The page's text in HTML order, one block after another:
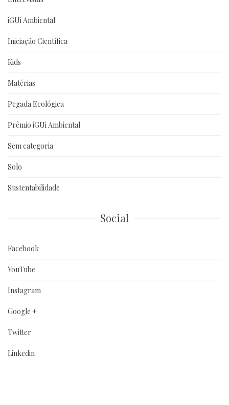
iGUi Ambiental
Iniciação Científica
Kids
Matérias
Pegada Ecológica
Prêmio iGUi Ambiental
Sem categoria
Solo
Sustentabilidade
Social
Facebook
YouTube
Instagram
Google +
Twitter
Linkedin